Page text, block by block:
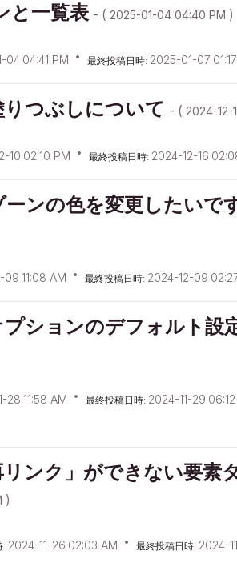
と一覧表 - ( ‎2025-01-04 04:40 PM )
04 04:41 PM 最終投稿日時: ‎2025-01-07
つぶしについて - ( ‎2024-12-
10 02:10 PM 最終投稿日時: ‎2024-12-16
ーンの色を変更したいで
09 11:08 AM 最終投稿日時: ‎2024-12-09
ションのデフォルト設
28 11:58 AM 最終投稿日時: ‎2024-11-29
リンク」ができない要素
)
: ‎2024-11-26 02:03 AM 最終投稿日時: ‎2024-